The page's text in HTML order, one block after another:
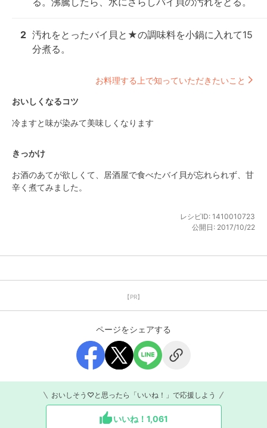
2 汚れをとったバイ貝と★の調味料を小鍋に入れて15
分煮る。
お料理する上で知っていただきたいこと
おいしくなるコツ
冷ますと味が染みて美味しくなります
きっかけ
お酒のあてが欲しくて、居酒屋で食べたバイ貝が忘れられず、甘
辛く煮てみました。
レシピID: 1410010723
公開日: 2017/10/22
【PR】
ページをシェアする
おいしそう♡と思ったら「いいね！」で応援しよう
いいね！ 1,061